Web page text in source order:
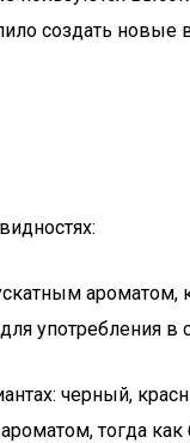
создать
употребления
черный,
тогда